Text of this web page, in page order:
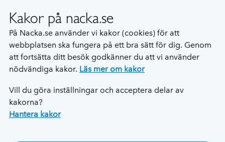
Kakor på nacka.se
På Nacka.se använder vi kakor (cookies) för att
webbplatsen ska fungera på ett bra sätt för dig. Genom
att fortsätta ditt besök godkänner du att vi använder
nödvändiga kakor. Läs mer om kakor
Vill du göra inställningar och acceptera delar av
kakorna?
Hantera kakor